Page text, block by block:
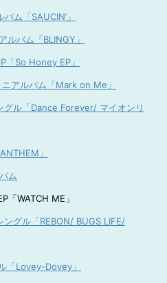
ム「SAUCIN’」
ルバム「BLINGY」
「So Honey EP」
アルバム「Mark on Me」
グル「Dance Forever/ マイオンリ
」
ム
「WATCH ME」
グル「REBON/ BUGS LIFE/
「Lovey-Dovey」